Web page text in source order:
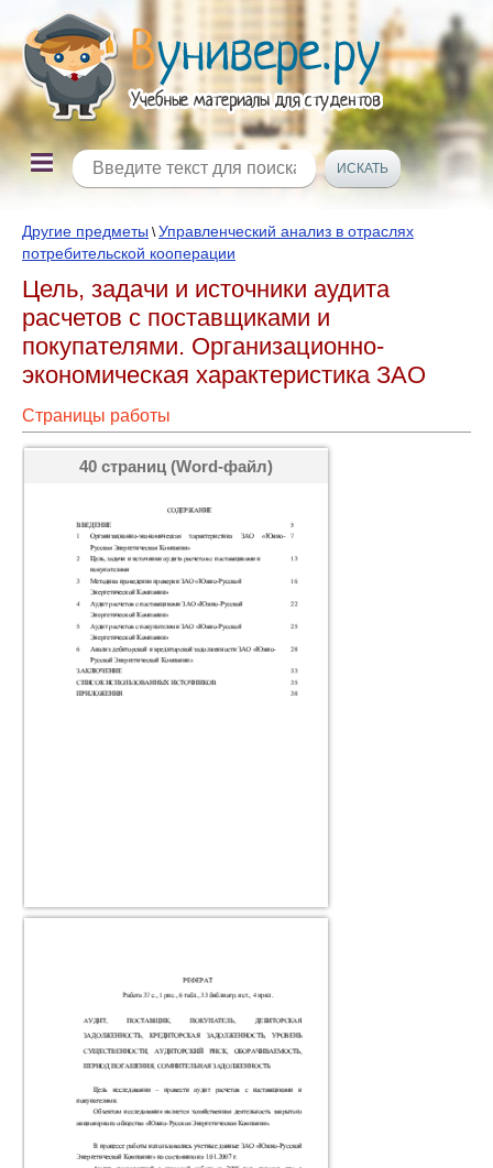
Другие предметы \Управленческий анализ в отраслях
потребительской кооперации
Цель, задачи и источники аудита
расчетов с поставщиками и
покупателями. Организационно-
экономическая характеристика ЗАО
Страницы работы
40 страниц (Word-файл)